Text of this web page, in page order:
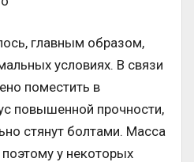
главным образом,
условиях. В связи
поместить в
повышенной прочности,
стянут болтами. Масса
у некоторых